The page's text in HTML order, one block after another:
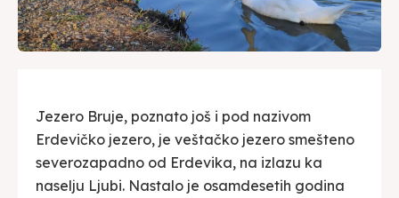
Jezero Bruje, poznato još i pod nazivom
Erdevičko jezero, je veštačko jezero smešteno
severozapadno od Erdevika, na izlazu ka
naselju Ljubi. Nastalo je osamdesetih godina